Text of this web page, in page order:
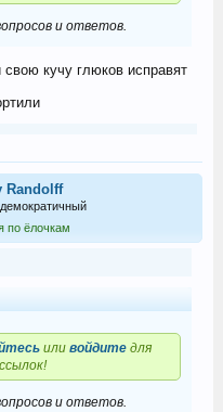
и ответов.
кучу глюков исправят
Randolff
по ёлочкам
или войдите для
и ответов.